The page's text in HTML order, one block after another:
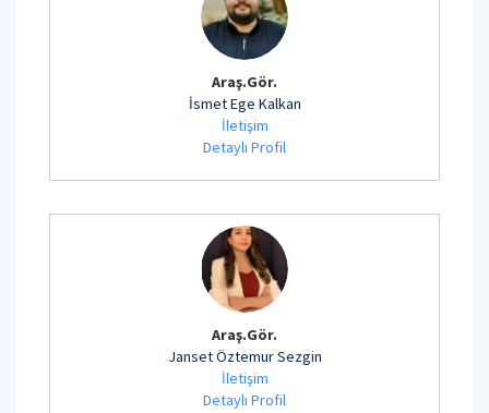
Araş.Gör.
İsmet Ege Kalkan
İletişim
Detaylı Profil
Araş.Gör.
Janset Öztemur Sezgin
İletişim
Detaylı Profil